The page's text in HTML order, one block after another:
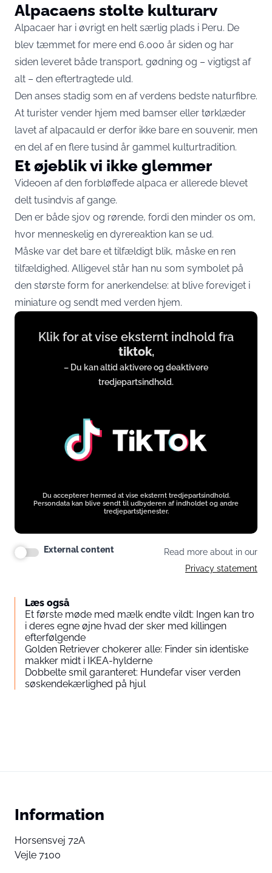
Alpacaens stolte kulturarv
Alpacaer har i øvrigt en helt særlig plads i Peru. De
blev tæmmet for mere end 6.000 år siden og har
siden leveret både transport, gødning og – vigtigst af
alt – den eftertragtede uld.
Den anses stadig som en af verdens bedste naturfibre.
At turister vender hjem med bamser eller tørklæder
lavet af alpacauld er derfor ikke bare en souvenir, men
en del af en flere tusind år gammel kulturtradition.
Et øjeblik vi ikke glemmer
Videoen af den forbløffede alpaca er allerede blevet
delt tusindvis af gange.
Den er både sjov og rørende, fordi den minder os om,
hvor menneskelig en dyrereaktion kan se ud.
Måske var det bare et tilfældigt blik, måske en ren
tilfældighed. Alligevel står han nu som symbolet på
den største form for anerkendelse: at blive foreviget i
miniature og sendt med verden hjem.
Display
content
www.tiktok.com
Klik for at vise eksternt indhold fra
tiktok,
– Du kan altid aktivere og deaktivere
tredjepartsindhold.
Du accepterer hermed at vise eksternt tredjepartsindhold.
Persondata kan blive sendt til udbyderen af indholdet og andre
tredjepartstjenester.
External content
Read more about in our
Privacy statement
Læs også
Et første møde med mælk endte vildt: Ingen kan tro
i deres egne øjne hvad der sker med killingen
efterfølgende
Golden Retriever chokerer alle: Finder sin identiske
makker midt i IKEA-hylderne
Dobbelte smil garanteret: Hundefar viser verden
søskendekærlighed på hjul
Information
Horsensvej 72A
Vejle 7100